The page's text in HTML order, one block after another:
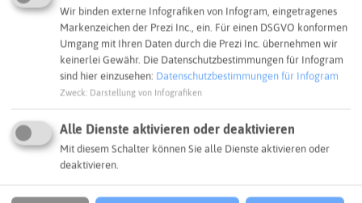
Zur Galerie
Wir binden externe Infografiken von Infogram, eingetragenes
Markenzeichen der Prezi Inc., ein. Für einen DSGVO konformen
Umgang mit Ihren Daten durch die Prezi Inc. übernehmen wir
keinerlei Gewähr. Die Datenschutzbestimmungen für Infogram
sind hier einzusehen: Datenschutzbestimmungen für Infogram
Zweck Darstellung von Infografiken
Alle Dienste aktivieren oder deaktivieren
Mit diesem Schalter können Sie alle Dienste aktivieren oder
deaktivieren.